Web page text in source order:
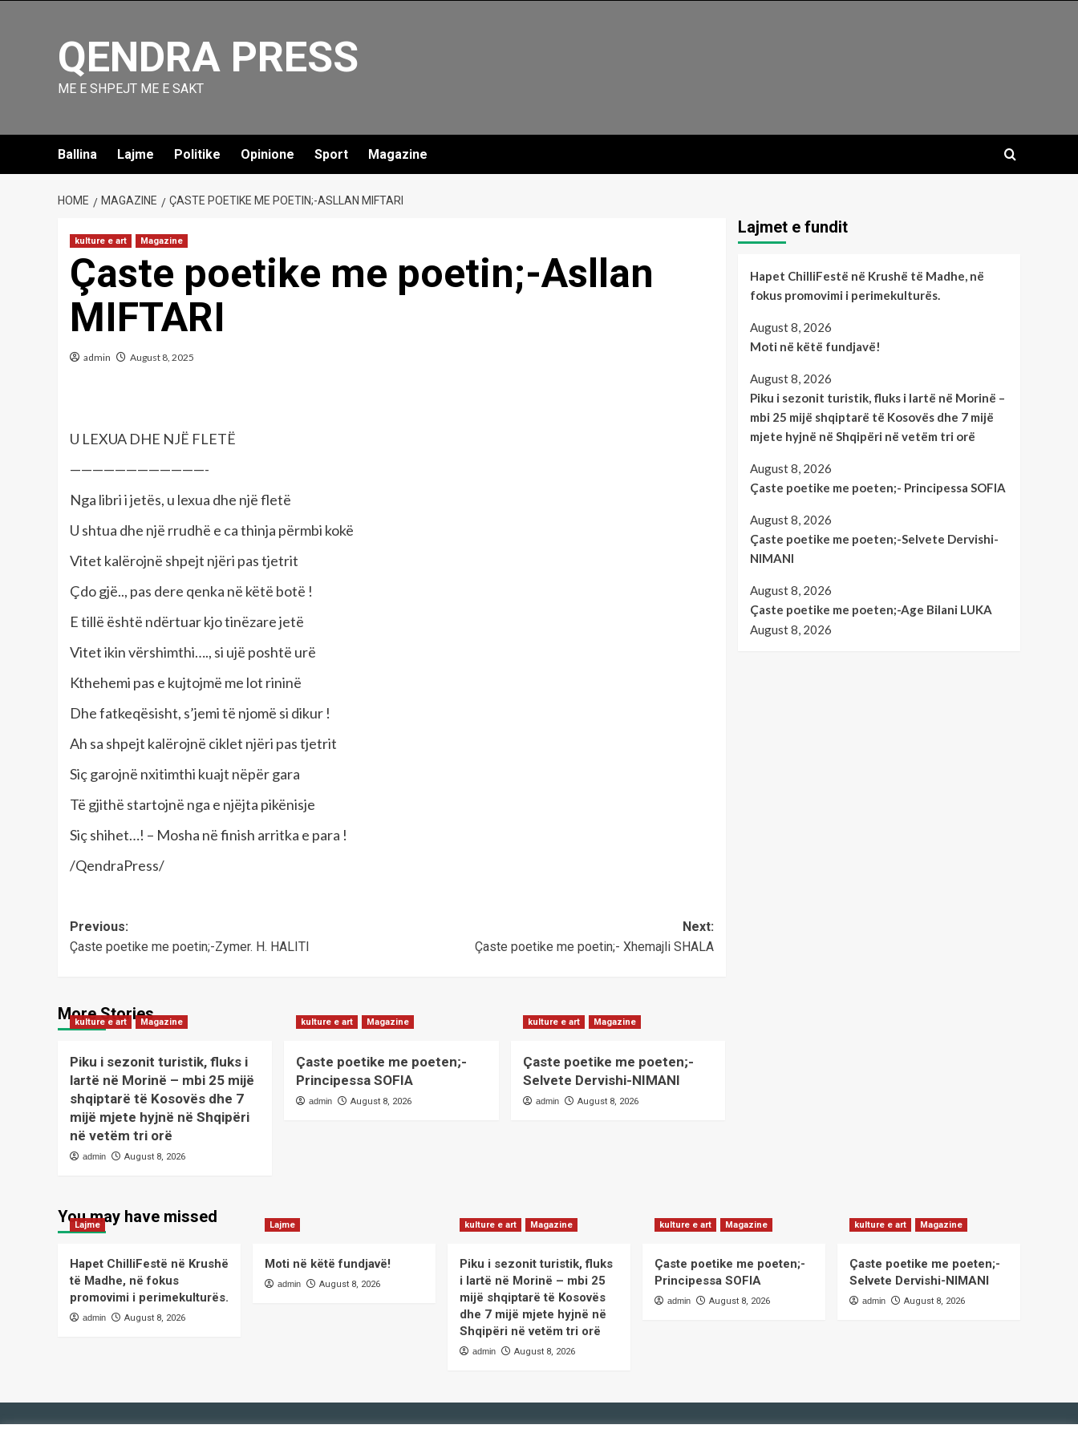
QENDRA PRESS
ME E SHPEJT ME E SAKT
Ballina Lajme Politike Opinione Sport Magazine
HOME MAGAZINE ÇASTE POETIKE ME POETIN;-ASLLAN MIFTARI
kulture e art Magazine
Çaste poetike me poetin;-Asllan
MIFTARI
admin August 8, 2025
U LEXUA DHE NJË FLETË
————————————-
Nga libri i jetës, u lexua dhe një fletë
U shtua dhe një rrudhë e ca thinja përmbi kokë
Vitet kalërojnë shpejt njëri pas tjetrit
Çdo gjë.., pas dere qenka në këtë botë !
E tillë është ndërtuar kjo tinëzare jetë
Vitet ikin vërshimthi…., si ujë poshtë urë
Kthehemi pas e kujtojmë me lot rininë
Dhe fatkeqësisht, s’jemi të njomë si dikur !
Ah sa shpejt kalërojnë ciklet njëri pas tjetrit
Siç garojnë nxitimthi kuajt nëpër gara
Të gjithë startojnë nga e njëjta pikënisje
Siç shihet…! – Mosha në finish arritka e para !
/QendraPress/
Post
navigation
Previous:
Çaste poetike me poetin;-Zymer. H. HALITI
Next:
Çaste poetike me poetin;- Xhemajli SHALA
More Stories
kulture e art Magazine
Piku i sezonit turistik, fluks i
lartë në Morinë – mbi 25 mijë
shqiptarë të Kosovës dhe 7
mijë mjete hyjnë në Shqipëri
në vetëm tri orë
admin August 8, 2026
kulture e art Magazine
Çaste poetike me poeten;-
Principessa SOFIA
admin August 8, 2026
kulture e art Magazine
Çaste poetike me poeten;-
Selvete Dervishi-NIMANI
admin August 8, 2026
Lajmet e fundit
Hapet ChilliFestë në Krushë të Madhe, në
fokus promovimi i perimekulturës.
August 8, 2026
Moti në këtë fundjavë!
August 8, 2026
Piku i sezonit turistik, fluks i lartë në Morinë –
mbi 25 mijë shqiptarë të Kosovës dhe 7 mijë
mjete hyjnë në Shqipëri në vetëm tri orë
August 8, 2026
Çaste poetike me poeten;- Principessa SOFIA
August 8, 2026
Çaste poetike me poeten;-Selvete Dervishi-
NIMANI
August 8, 2026
Çaste poetike me poeten;-Age Bilani LUKA
August 8, 2026
You may have missed
Lajme
Hapet ChilliFestë në Krushë
të Madhe, në fokus
promovimi i perimekulturës.
admin August 8, 2026
Lajme
Moti në këtë fundjavë!
admin August 8, 2026
kulture e art Magazine
Piku i sezonit turistik, fluks
i lartë në Morinë – mbi 25
mijë shqiptarë të Kosovës
dhe 7 mijë mjete hyjnë në
Shqipëri në vetëm tri orë
admin August 8, 2026
kulture e art Magazine
Çaste poetike me poeten;-
Principessa SOFIA
admin August 8, 2026
kulture e art Magazine
Çaste poetike me poeten;-
Selvete Dervishi-NIMANI
admin August 8, 2026